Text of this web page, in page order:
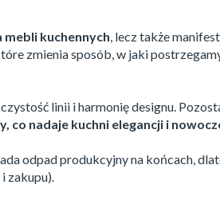
kuchennych, lecz także
zmienia sposób, w jaki
linii i harmonię designu.
co nadaje kuchni elegancji i
odpad produkcyjny na końcach,
zakupu).